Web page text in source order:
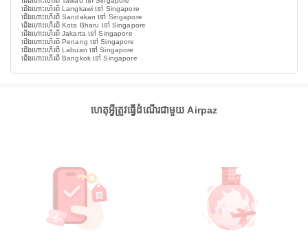
ជើងហោះហើរពី Langkawi ទៅ Singapore
ជើងហោះហើរពី Sandakan ទៅ Singapore
ជើងហោះហើរពី Kota Bharu ទៅ Singapore
ជើងហោះហើរពី Jakarta ទៅ Singapore
ជើងហោះហើរពី Penang ទៅ Singapore
ជើងហោះហើរពី Labuan ទៅ Singapore
ជើងហោះហើរពី Bangkok ទៅ Singapore
ហេតុអ្វីត្រូវធ្វើដំណើរជាមួយ Airpaz